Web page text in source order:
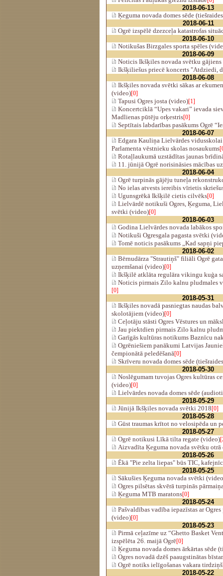
2018-06-13
Ķeguma novada domes sēde
2018-06-11
Ogrē izspēlē dzezceļa katastrofas
2018-06-10
Notikušas Birzgales sporta spēles
2018-06-09
Noticis Ikšķiles novada svētku
Ikšķiliešus priecē koncerts "Atdziedi,
2018-06-08
Ikšķiles novada svētki sākas ar
(video)[0]
Tapusi Ogres josta (video)[1]
Koncertciklā “Upes vakari” ievada
Madlienas pūtēju orķestris[0]
Septītais labdarības pasākums Ogrē
2018-06-07
Edgara Kauliņa Lielvārdes
Parlamenta vēstnieku skolas nosaukums
Rotaļlaukumā uzstādītas jaunas
11. jūnijā Ogrē norisināsies mācības
2018-06-04
Ogrē turpinās gājēju tuneļa
No ielas atvests iereibis vīrietis
Ugunsgrēkā Ikšķilē cietis cilvēks[0]
Lielvārdē notikuši Ogres, Ķeguma,
svētki (video)[0]
2018-06-03
Godina Lielvārdes novada labākos
Notikuši Ogresgala pagasta svētki
Tomē noticis pasākums „Kad sapņi
2018-06-02
Bērnudārza "Strautiņš" filiāli Ogrē
uzņemšanai (video)[0]
Ikšķilē atklāta regulāra vikingu kuģa
Noticis pirmais Zilo kalnu pludmales
[0]
2018-05-31
Ikšķiles novadā pasniegtas naudas
skolotājiem (video)[0]
Ceļotāju stāsti Ogres Vēstures un
Jau piektdien pirmais Zilo kalnu
Garīgās kultūras notikums Baznīcu
Ogrēniešiem panākumi Latvijas
čempionātā peledēšanā[0]
Skrīveru novada domes sēde
2018-05-30
Noslēgumam tuvojas Ogres kultūras
(video)[0]
Lielvārdes novada domes sēde
2018-05-29
Jūnijā Ikšķiles novada svētki 2018[0]
2018-05-28
Gūst traumas krītot no velosipēda un
2018-05-27
Ogrē notikusi Līkā tilta regate (video)
Aizvadīta Ķeguma novada svētku
2018-05-26
Ēkā "Pie zelta liepas" būs TIC,
2018-05-25
Sākušies Ķeguma novada svētki
Ogres pilsētas skvērā turpinās
Ķeguma MTB maratons[0]
2018-05-24
Pašvaldības vadība iepazīstas ar
(video)[0]
2018-05-23
Pirmā ceļazīme uz “Ghetto Basket
izspēlēta 26. maijā Ogrē[0]
Ķeguma novada domes ārkārtas sēde
Ogres novadā dzēš paaugstinātas
Ogrē notiks ielīgošanas vakara tirdziņš
2018-05-22